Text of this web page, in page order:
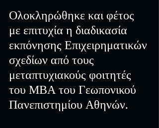
Ολοκληρώθηκε και φέτος
με επιτυχία η διαδικασία
εκπόνησης Επιχειρηματικών
σχεδίων από τους
μεταπτυχιακούς φοιτητές
του ΜΒΑ του Γεωπονικού
Πανεπιστημίου Αθηνών.